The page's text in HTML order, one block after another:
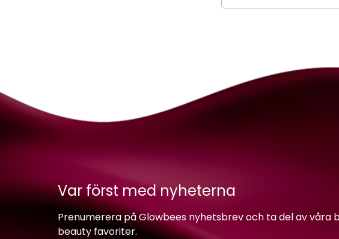
Var först med nyheterna
Prenumerera på Glowbees nyhetsbrev och ta del av våra
beauty favoriter.